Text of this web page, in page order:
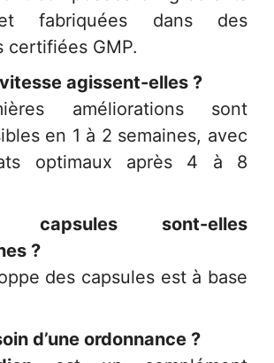
fabriquées dans des
certifiées GMP.
agissent-elles ?
améliorations sont
en 1 à 2 semaines, avec
optimaux après 4 à 8
sont-elles
?
des capsules est à base
d’une ordonnance ?